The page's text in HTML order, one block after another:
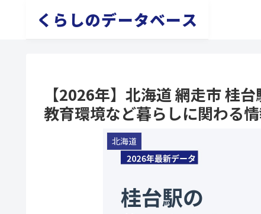
くらしのデータベース
【2026年】北海道 網走市 桂
教育環境など暮らしに関わる
北海道